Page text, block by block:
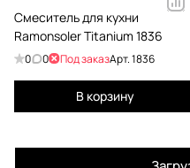
Смеситель для кухни
Ramonsoler Titanium 1836
0 0 Под заказАрт.1836
В корзину